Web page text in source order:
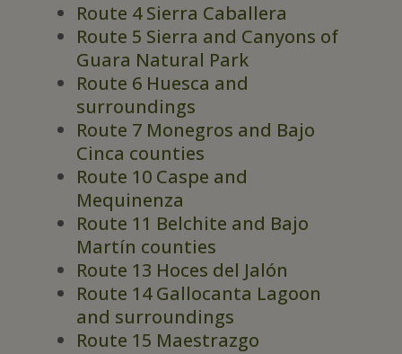
Route 4 Sierra Caballera
Route 5 Sierra and Canyons of
Guara Natural Park
Route 6 Huesca and
surroundings
Route 7 Monegros and Bajo
Cinca counties
Route 10 Caspe and
Mequinenza
Route 11 Belchite and Bajo
Martín counties
Route 13 Hoces del Jalón
Route 14 Gallocanta Lagoon
and surroundings
Route 15 Maestrazgo